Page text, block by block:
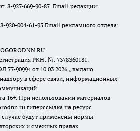
8-927-669-90-87 Email редакции:
920-004-61-95 Email рекламного отдела:
РКН: №: 7378360181.
77-90994 от 10.03.2026., выдано
в сфере связи, информационных
16+. При использовании материалов
гиперссылка на ресурс
будут применены нормы
и смежных правах.